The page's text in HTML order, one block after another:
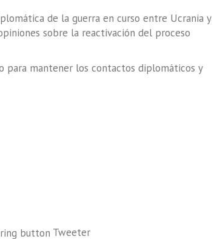
de la guerra en curso entre Ucrania y
sobre la reactivación del proceso
para mantener los contactos diplomáticos y
Tweeter